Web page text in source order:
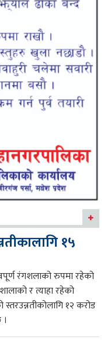
१५
रंगशलाको रुपमा रहेको
र त्याहा रहेको
१२ करोड